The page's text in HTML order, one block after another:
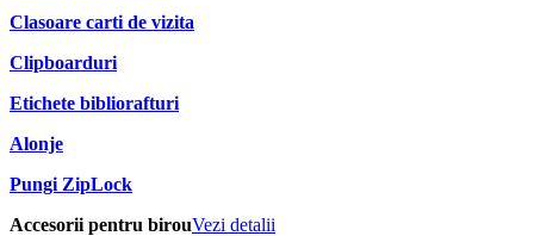
Clasoare carti de vizita
Clipboarduri
Etichete bibliorafturi
Alonje
Pungi ZipLock
Accesorii pentru birouVezi detalii